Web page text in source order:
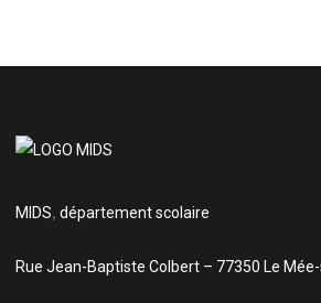
MIDS, département scolaire
Rue Jean-Baptiste Colbert – 77350 Le